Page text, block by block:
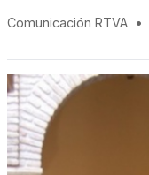
Comunicación RTVA •